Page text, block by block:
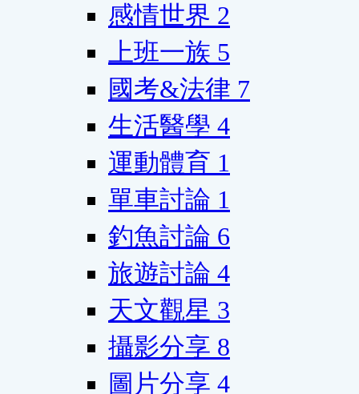
感情世界 2
上班一族 5
國考&法律 7
生活醫學 4
運動體育 1
單車討論 1
釣魚討論 6
旅遊討論 4
天文觀星 3
攝影分享 8
圖片分享 4